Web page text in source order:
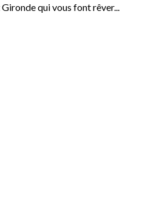
qui vous font rêver...